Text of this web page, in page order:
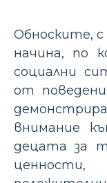
Обноските,
начина, по
социални
от
внимание
децата за